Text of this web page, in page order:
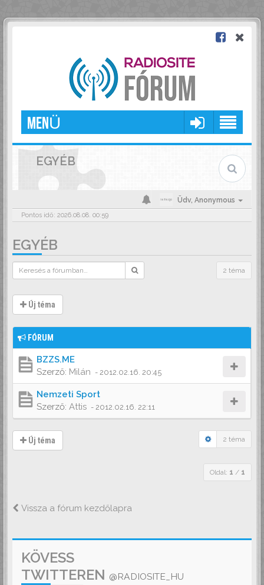
MENÜ
EGYÉB
Üdv, Anonymous
Pontos idő: 2026.08.08. 00:59
EGYÉB
2 téma
Új téma
FÓRUM
BZZS.ME
Szerző: Milán - 2012.02.16. 20:45
Nemzeti Sport
Szerző: Attis - 2012.02.16. 22:11
Új téma 2 téma
Oldal: 1 / 1
Vissza a fórum kezdőlapra
KÖVESS
TWITTEREN @RADIOSITE_HU